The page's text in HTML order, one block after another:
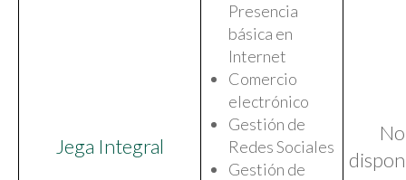
Jega Integral
Presencia
básica en
Internet
Comercio
electrónico
Gestión de
Redes Sociales
Gestión de
No